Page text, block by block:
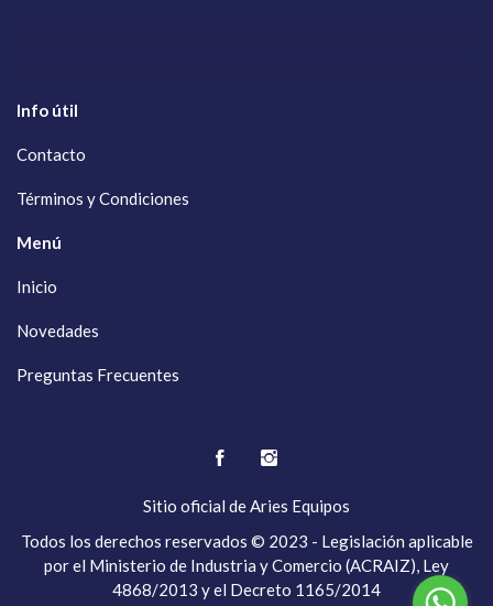
Info útil
Contacto
Términos y Condiciones
Menú
Inicio
Novedades
Preguntas Frecuentes
Sitio oficial deAries Equipos
Todos los derechos reservados © 2023 - Legislación aplicable
por el Ministerio de Industria y Comercio (ACRAIZ), Ley
4868/2013 y el Decreto 1165/2014